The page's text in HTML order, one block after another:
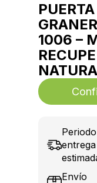
1006 –
entrega
Envío